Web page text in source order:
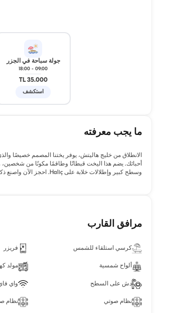
جولة سباحة في الجزر
09:00
-
18:00
35.000 TL
استكشف
ما يجب معرفته
أحبائك. يضم هذا اليخت قبطانًا وطاقمًا مكونًا من
وسطح كبير وإطلالات خلابة على Haliç. احجز الآن واصنع ذكريات تدوم على الماء!
مرافق القارب
كرسي استلقاء للشمس فريزر
ألواح شمسية مولد
دش على السطح واي
نظام صوتي نظام